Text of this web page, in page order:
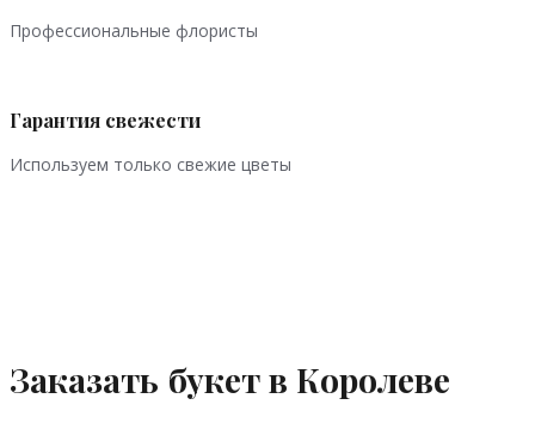
Профессиональные флористы
Гарантия свежести
Используем только свежие цветы
Заказать букет в Королеве